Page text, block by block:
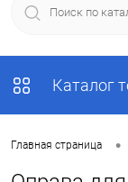
Каталог
Главная страница •